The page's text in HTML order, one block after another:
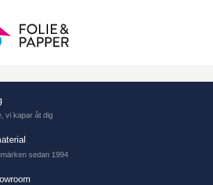
vi kapar åt dig
sedan 1994